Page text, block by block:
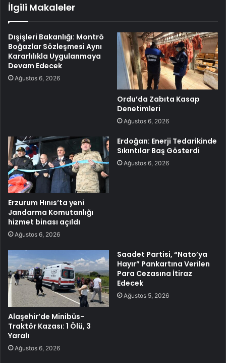
İlgili Makaleler
Dışişleri Bakanlığı: Montrö
Boğazlar Sözleşmesi Aynı
Kararlılıkla Uygulanmaya
Devam Edecek
Ağustos 6, 2026
Ordu’da Zabıta Kasap
Denetimleri
Ağustos 6, 2026
Erzurum Hınıs’ta yeni
Jandarma Komutanlığı
hizmet binası açıldı
Ağustos 6, 2026
Erdoğan: Enerji Tedarikinde
Sıkıntılar Baş Gösterdi
Ağustos 6, 2026
Alaşehir’de Minibüs-
Traktör Kazası: 1 Ölü, 3
Yaralı
Ağustos 6, 2026
Saadet Partisi, “Nato’ya
Hayır” Pankartına Verilen
Para Cezasına İtiraz
Edecek
Ağustos 5, 2026